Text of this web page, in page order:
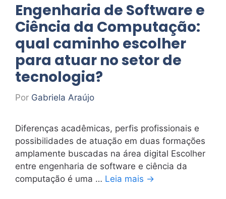
Engenharia de Software e
Ciência da Computação:
qual caminho escolher
para atuar no setor de
tecnologia?
Por Gabriela Araújo
Diferenças acadêmicas, perfis profissionais e
possibilidades de atuação em duas formações
amplamente buscadas na área digital Escolher
entre engenharia de software e ciência da
computação é uma … Leia mais →